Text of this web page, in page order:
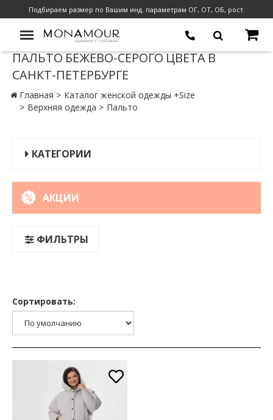
Подбираем размер по Вашим инд. параметрам ОГ, ОТ, ОБ, рост.
ПАЛЬТО БЕЖЕВО-СЕРОГО ЦВЕТА В
САНКТ-ПЕТЕРБУРГЕ
Главная
Каталог женской одежды +Size
Верхняя одежда
Пальто
КАТЕГОРИИ
АКЦИИ
ФИЛЬТРЫ
Сортировать: